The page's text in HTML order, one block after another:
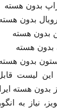
بدون هسته
بدون
بدون هسته
بدون هسته
بدون
این لیست
بدون هسته
نیاز به